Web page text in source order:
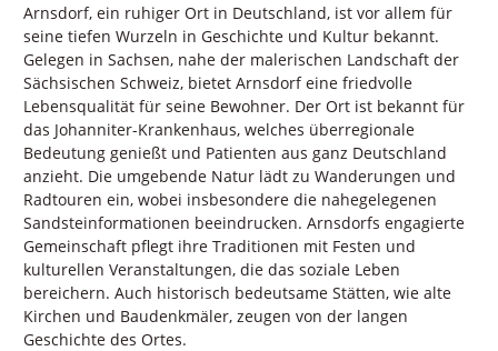
Arnsdorf, ein ruhiger Ort in Deutschland, ist vor allem für
seine tiefen Wurzeln in Geschichte und Kultur bekannt.
Gelegen in Sachsen, nahe der malerischen Landschaft der
Sächsischen Schweiz, bietet Arnsdorf eine friedvolle
Lebensqualität für seine Bewohner. Der Ort ist bekannt für
das Johanniter-Krankenhaus, welches überregionale
Bedeutung genießt und Patienten aus ganz Deutschland
anzieht. Die umgebende Natur lädt zu Wanderungen und
Radtouren ein, wobei insbesondere die nahegelegenen
Sandsteinformationen beeindrucken. Arnsdorfs engagierte
Gemeinschaft pflegt ihre Traditionen mit Festen und
kulturellen Veranstaltungen, die das soziale Leben
bereichern. Auch historisch bedeutsame Stätten, wie alte
Kirchen und Baudenkmäler, zeugen von der langen
Geschichte des Ortes.